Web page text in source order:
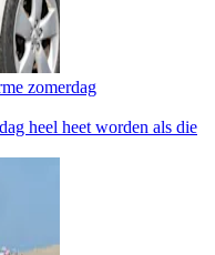
zomerdag
heel heet worden als die